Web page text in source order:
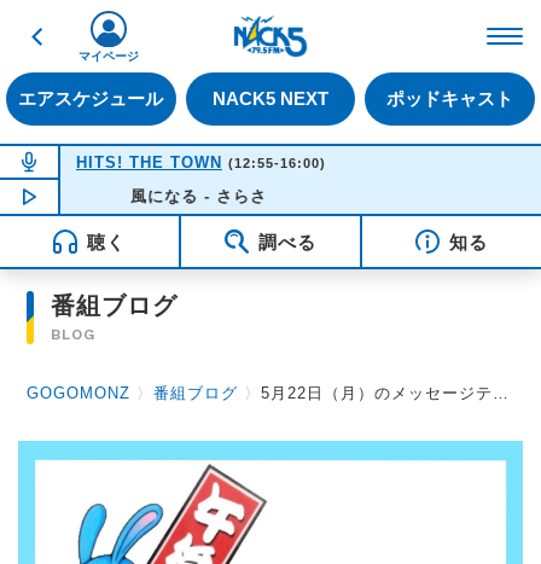
戻る
エアスケジュール NACK5 NEXT ポッドキャスト
マイページ
NOW ON AIR
HITS! THE TOWN (12:55-16:00)
NOW PLAYING14:40
風になる - さらさ
聴く 調べる 知る
番組ブログ
BLOG
GOGOMONZ 〉番組ブログ 〉5月22日（月）のメッセージテーマ